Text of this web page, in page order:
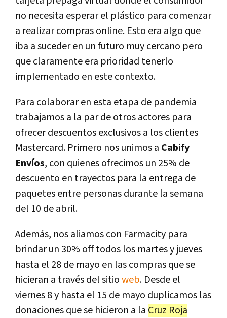
no necesita esperar el plástico para comenzar
a realizar compras online. Esto era algo que
iba a suceder en un futuro muy cercano pero
que claramente era prioridad tenerlo
implementado en este contexto.
Para colaborar en esta etapa de pandemia
trabajamos a la par de otros actores para
ofrecer descuentos exclusivos a los clientes
Mastercard. Primero nos unimos a Cabify
Envíos, con quienes ofrecimos un 25% de
descuento en trayectos para la entrega de
paquetes entre personas durante la semana
del 10 de abril.
Además, nos aliamos con Farmacity para
brindar un 30% off todos los martes y jueves
hasta el 28 de mayo en las compras que se
hicieran a través del sitioweb. Desde el
viernes 8 y hasta el 15 de mayo duplicamos las
donaciones que se hicieron a la Cruz Roja